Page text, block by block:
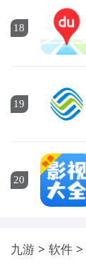
18
19
20
九游 软件